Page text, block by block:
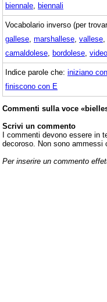
biennale biennali
Vocabolario inverso (per
gallese marshallese vallese
camaldolese bordolese
Indice parole che: iniziano
finiscono con E
Commenti sulla voce
Scrivi un commento
I commenti devono essere in
decoroso. Non sono ammessi
Per inserire un commento